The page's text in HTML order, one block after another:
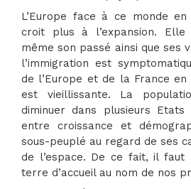
L’Europe face à ce monde
croit plus à l’expansion.
même son passé ainsi que ses
l’immigration est
de l’Europe et de la France en
est vieillissante. La
diminuer dans plusieurs
entre croissance et
sous-peuplé au regard de ses
de l’espace. De ce fait, il faut
terre d’accueil au nom de nos